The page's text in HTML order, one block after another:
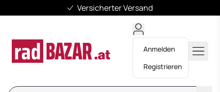
Versicherter Versand
Anmelden
Registrieren